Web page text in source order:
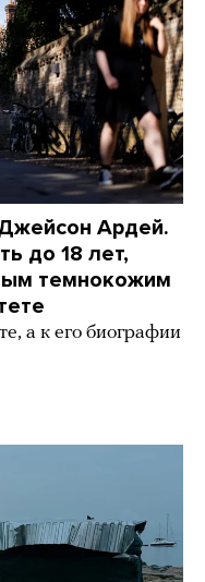
Ардей.
до 18 лет,
темнокожим
а к его биографии